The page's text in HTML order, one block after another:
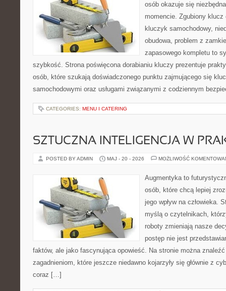
osób okazuje się
momencie. Zgubiony
kluczyk samochodowy,
obudowa, problem z
zapasowego kompletu to
szybkość. Strona poświęcona dorabianiu kluczy prezentuje
osób, które szukają doświadczonego punktu zajmującego się
samochodowymi oraz usługami związanymi z codziennym
CATEGORIES: MENU I CATERING
SZTUCZNA INTELIGENCJA W
POSTED BY ADMIN MAJ - 20 - 2026 MOŻLIWOŚĆ
Augmentyka to
osób, które chcą lepiej
jego wpływ na człowieka.
myślą o czytelnikach,
roboty zmieniają nasze
postęp nie jest
faktów, ale jako fascynująca opowieść. Na stronie można znaleźć
zagadnieniom, które jeszcze niedawno kojarzyły się głównie z
coraz […]